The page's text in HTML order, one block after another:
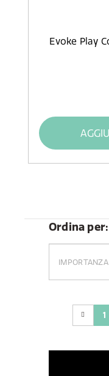
Evoke Play
Ordina per:
1